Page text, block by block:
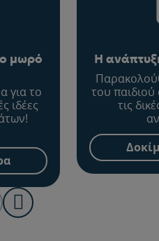
μωρό
για το
ιδέες
Η
του
τις